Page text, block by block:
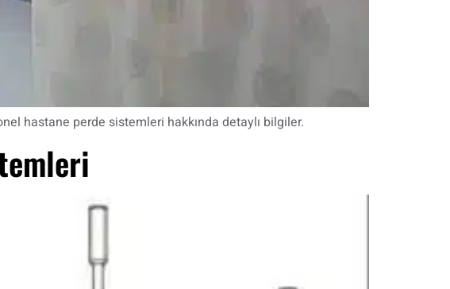
hastane perde sistemleri hakkında detaylı bilgiler.